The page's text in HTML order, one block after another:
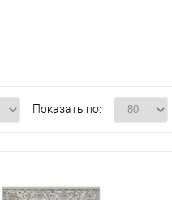
Показать по: